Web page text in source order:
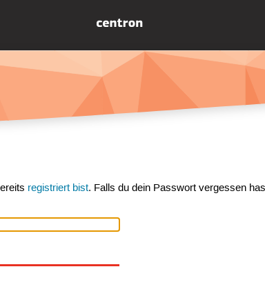
registriert bist. Falls du dein Passwort vergessen